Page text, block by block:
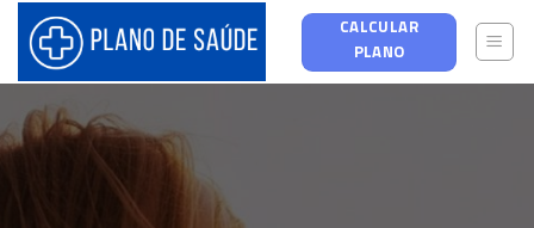
content
CALCULAR
PLANO